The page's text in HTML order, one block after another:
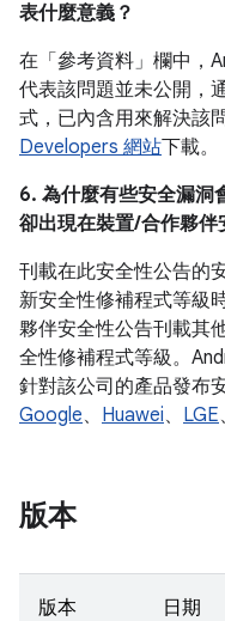
表什麼意義？
在「參考資料」 欄中，
代表該問題並未公開，
式，已內含用來解決該
Developers 網站下載。
6. 為什麼有些安全漏洞
卻出現在裝置/合作夥
刊載在此安全性公告的
新安全性修補程式等級
夥伴安全性公告刊載其
全性修補程式等級。
針對該公司的產品發布
Google、 Huawei、 LGE、
版本
版本 日期